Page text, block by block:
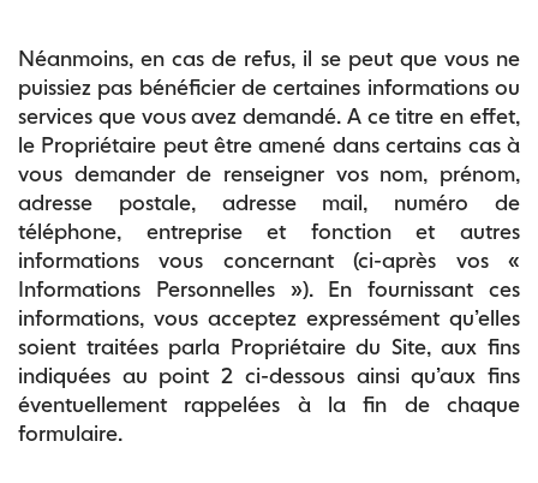
Néanmoins, en cas de refus, il se peut que vous ne
puissiez pas bénéficier de certaines informations ou
services que vous avez demandé. A ce titre en effet,
le Propriétaire peut être amené dans certains cas à
vous demander de renseigner vos nom, prénom,
adresse postale, adresse mail, numéro de
téléphone, entreprise et fonction et autres
informations vous concernant (ci-après vos «
Informations Personnelles »). En fournissant ces
informations, vous acceptez expressément qu’elles
soient traitées parla Propriétaire du Site, aux fins
indiquées au point 2 ci-dessous ainsi qu’aux fins
éventuellement rappelées à la fin de chaque
formulaire.